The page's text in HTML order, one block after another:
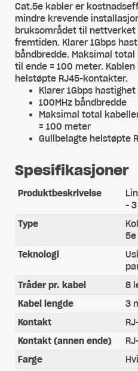
Cat.5e kabler er
mindre krevende
bruksområdet til nettverket
fremtiden. Klarer 1Gbps
båndbredde. Maksimal
til ende = 100 meter.
helstøpte RJ45-kontakter.
Klarer 1Gbps hastighet
100MHz båndbredde
Maksimal total
= 100 meter
Gullbelagte helstøpte
Spesifikasjoner
Produktbeskrivelse
-
Type
5e
Teknologi
Tråder pr. kabel
8
Kabel lengde
3
Kontakt
Kontakt (annen ende)
Farge